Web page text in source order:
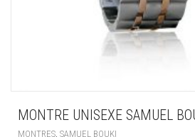
MONTRE UNISEXE SAMUEL
MONTRES SAMUEL BOUKI